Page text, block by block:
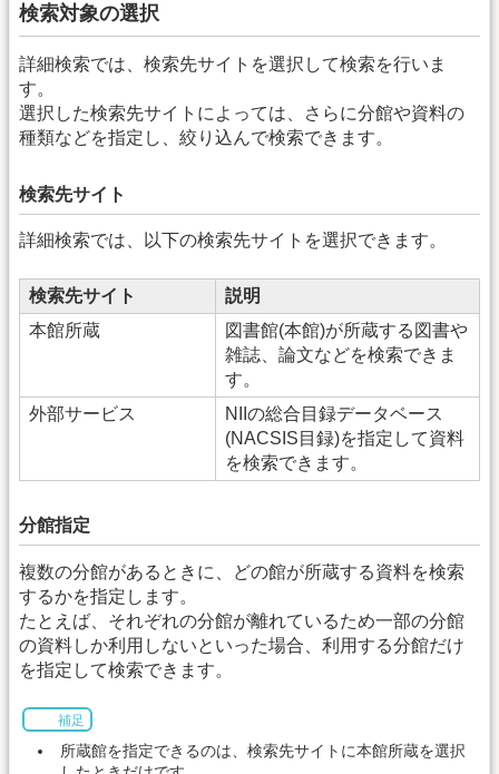
検索対象の選択
詳細検索では、検索先サイトを選択して検索を行いま
す。
選択した検索先サイトによっては、さらに分館や資料の
種類などを指定し、絞り込んで検索できます。
検索先サイト
詳細検索では、以下の検索先サイトを選択できます。
検索先サイト
説明
本館所蔵
図書館(本館)が所蔵する図書や
雑誌、論文などを検索できま
す。
外部サービス
NIIの総合目録データベース
(NACSIS目録)を指定して資料
を検索できます。
分館指定
複数の分館があるときに、どの館が所蔵する資料を検索
するかを指定します。
たとえば、それぞれの分館が離れているため一部の分館
の資料しか利用しないといった場合、利用する分館だけ
を指定して検索できます。
補足
所蔵館を指定できるのは、検索先サイトに本館所蔵を選択